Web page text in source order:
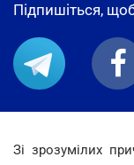
Підпишіться,
Зі зрозумілих